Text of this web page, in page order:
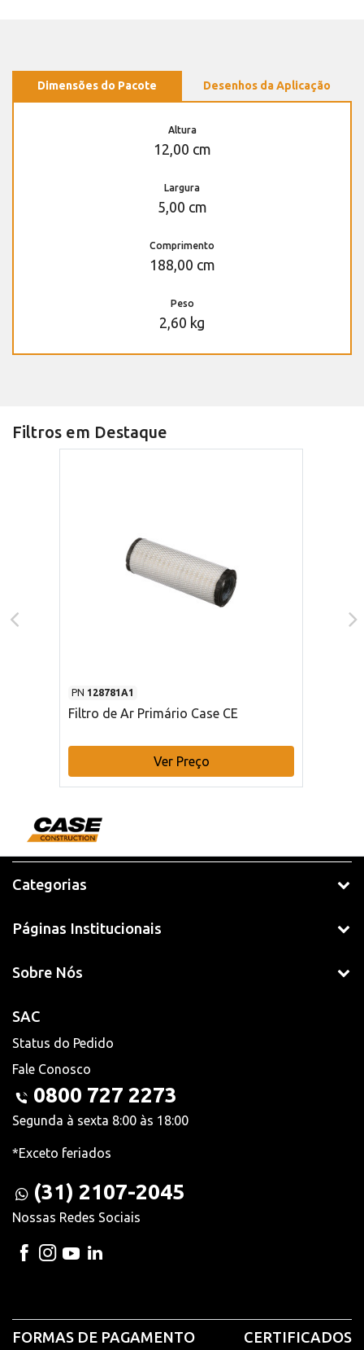
Dimensões do Pacote Desenhos da Aplicação
Altura
12,00 cm
Largura
5,00 cm
Comprimento
188,00 cm
Peso
2,60 kg
Filtros em Destaque
PN 128781A1
Filtro de Ar Primário Case CE
Ver Preço
Categorias
Páginas Institucionais
Sobre Nós
SAC
Status do Pedido
Fale Conosco
0800 727 2273
Segunda à sexta 8:00 às 18:00
*Exceto feriados
(31) 2107-2045
Nossas Redes Sociais
FORMAS DE PAGAMENTO CERTIFICADOS